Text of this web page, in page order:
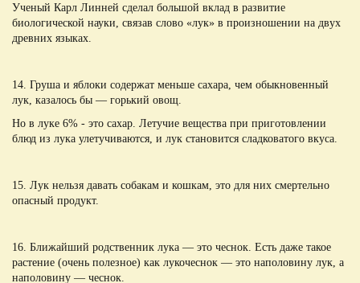
Ученый Карл Линней сделал большой вклад в развитие
биологической науки, связав слово «лук» в произношении на двух
древних языках.
14. Груша и яблоки содержат меньше сахара, чем обыкновенный
лук, казалось бы — горький овощ.
Но в луке 6% - это сахар. Летучие вещества при приготовлении
блюд из лука улетучиваются, и лук становится сладковатого вкуса.
15. Лук нельзя давать собакам и кошкам, это для них смертельно
опасный продукт.
16. Ближайший родственник лука — это чеснок. Есть даже такое
растение (очень полезное) как лукочеснок — это наполовину лук, а
наполовину — чеснок.